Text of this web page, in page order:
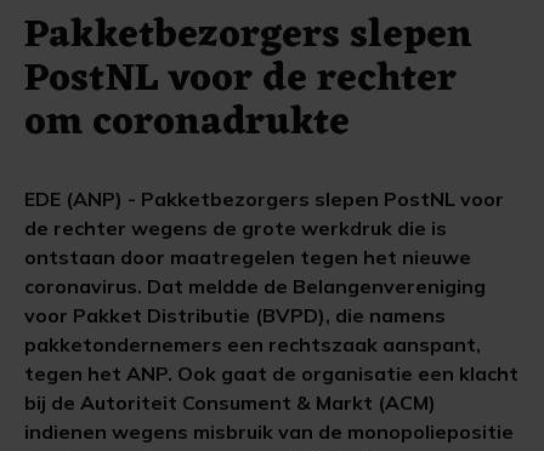
Pakketbezorgers slepen
PostNL voor de rechter
om coronadrukte
EDE (ANP) - Pakketbezorgers slepen PostNL voor
de rechter wegens de grote werkdruk die is
ontstaan door maatregelen tegen het nieuwe
coronavirus. Dat meldde de Belangenvereniging
voor Pakket Distributie (BVPD), die namens
pakketondernemers een rechtszaak aanspant,
tegen het ANP. Ook gaat de organisatie een klacht
bij de Autoriteit Consument & Markt (ACM)
indienen wegens misbruik van de monopoliepositie